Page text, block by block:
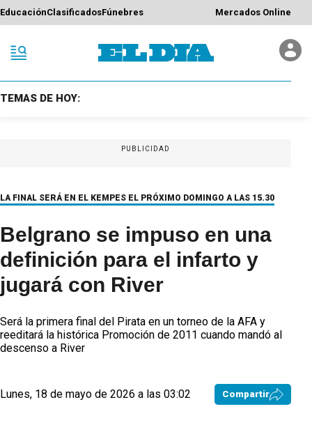
EducaciónClasificadosFúnebres Mercados Online
TEMAS DE HOY:
PUBLICIDAD
LA FINAL SERÁ EN EL KEMPES EL PRÓXIMO DOMINGO A LAS 15.30
Belgrano se impuso en una
definición para el infarto y
jugará con River
Será la primera final del Pirata en un torneo de la AFA y
reeditará la histórica Promoción de 2011 cuando mandó al
descenso a River
Lunes, 18 de mayo de 2026 a las 03:02 Compartir